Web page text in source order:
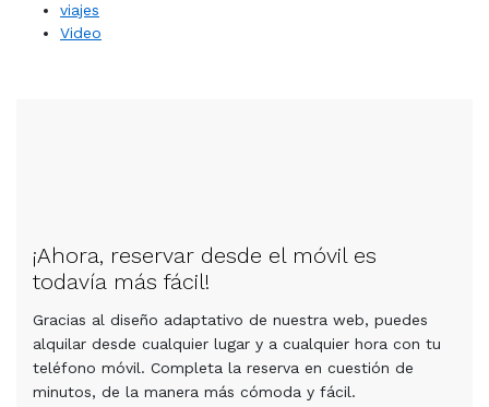
viajes
Video
¡Ahora, reservar desde el móvil es
todavía más fácil!
Gracias al diseño adaptativo de nuestra web, puedes
alquilar desde cualquier lugar y a cualquier hora con tu
teléfono móvil. Completa la reserva en cuestión de
minutos, de la manera más cómoda y fácil.